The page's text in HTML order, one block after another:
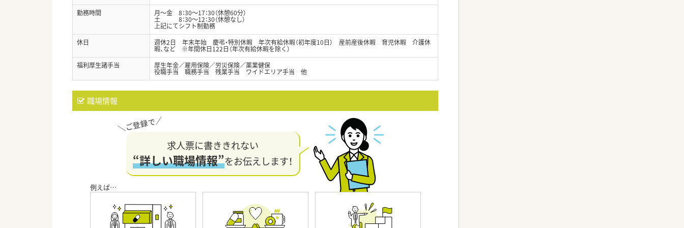
勤務時間
月～金 8：30～17：30（休憩60分）
土 8：30～12：30（休憩なし）
上記にてシフト制勤務
休日
週休2日 年末年始 慶弔・特別休暇 年次有給休暇（初年度10日） 産前産後休暇 育児休暇 介護休
暇、など ※年間休日122日（年次有給休暇を除く）
福利厚生諸手当
厚生年金／雇用保険／労災保険／薬業健保
役職手当 職務手当 残業手当 ワイドエリア手当 他
職場情報
求人票に書ききれない
“詳しい職場情報”をお伝えします！